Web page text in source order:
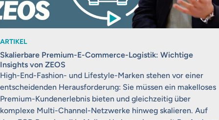
ARTIKEL
Skalierbare Premium-E-Commerce-Logistik: Wichtige
Insights von ZEOS
High-End-Fashion- und Lifestyle-Marken stehen vor einer
entscheidenden Herausforderung: Sie müssen ein makelloses
Premium-Kundenerlebnis bieten und gleichzeitig über
komplexe Multi-Channel-Netzwerke hinweg skalieren. Auf